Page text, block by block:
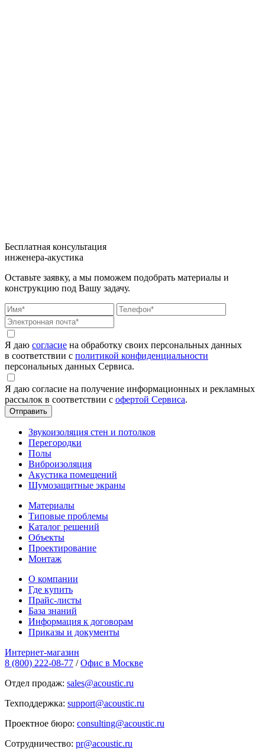
Бесплатная консультация
инженера-акустика
Оставьте заявку, а мы поможем подобрать материалы и
конструкцию под Вашу задачу.
Я даю согласие на обработку своих персональных данных
в соответствии с политикой конфиденциальности
персональных данных Сервиса.
Я даю согласие на получение информационных и рекламных
рассылок в соответствии с офертой Сервиса.
Звукоизоляция стен и потолков
Перегородки
Полы
Виброизоляция
Акустика помещений
Шумозащитные экраны
Материалы
Типовые проблемы
Каталог решений
Объекты
Проектирование
Монтаж
О компании
Где купить
Прайс-листы
База знаний
Информация к договорам
Приказы и документы
Интернет-магазин
8 (800) 222-08-77 / Офис в Москве
Отдел продаж: sales@acoustic.ru
Техподдержка: support@acoustic.ru
Проектное бюро: consulting@acoustic.ru
Сотрудничество: pr@acoustic.ru